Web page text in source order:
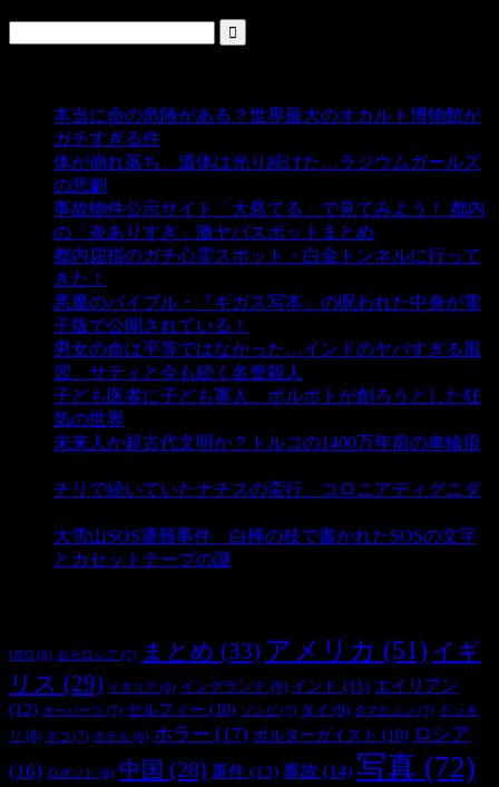
本当に命の危険がある？世界最大のオカルト博物館が
ガチすぎる件
体が崩れ落ち、遺体は光り続けた…ラジウムガールズ
の悲劇
事故物件公示サイト「大島てる」で見てみよう！ 都内
の「炎ありすぎ」激ヤバスポットまとめ
都内屈指のガチ心霊スポット・白金トンネルに行って
きた！
悪魔のバイブル・『ギガス写本』の呪われた中身が電
子版で公開されている！
男女の命は平等ではなかった…インドのヤバすぎる風
習、サティと今も続く名誉殺人
子ども医者に子ども軍人、ポルポトが創ろうとした狂
気の世界
未来人か超古代文明か？トルコの1400万年前の車輪痕
チリで続いていたナチスの蛮行、コロニアディグニダ
大雪山SOS遭難事件 白樺の枝で書かれたSOSの文字
とカセットテープの謎
UFO (6) おそロシア (7) まとめ (33) アメリカ (51) イギ
リス (29) イタリア (6) イングランド (9) インド (11) エイリアン
(12) オーパーツ (7) セルフィー (10) ゾンビ (7) タイ (9) タマヒュン (7)
ドッキ
リ (8) ネコ (7) ホテル (6) ホラー (17) ポルターガイスト (10) ロシア
(16)
ロボット (6) 中国 (28) 事件 (13) 事故 (14) 写真 (72)